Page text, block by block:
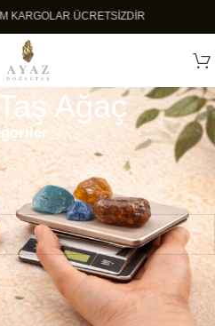
KARGOLAR ÜCRETSİZDİR
Ağaç